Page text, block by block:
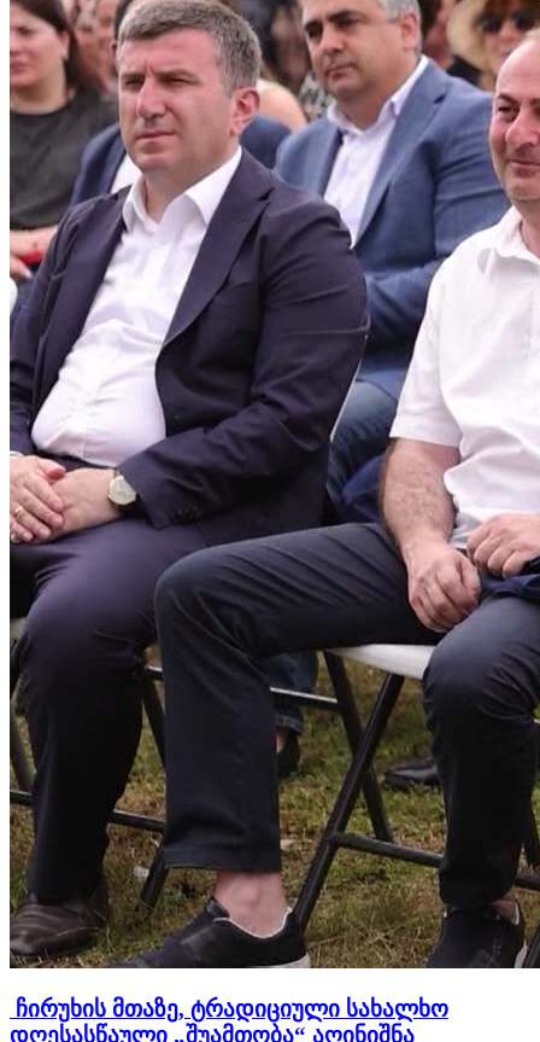
ჩირუხის მთაზე, ტრადიციული სახალხო
დღესასწაული „შუამთობა“ აღინიშნა